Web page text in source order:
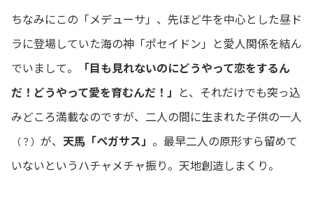
ちなみにこの「メデューサ」、先ほど牛を中心とした昼ド
ラに登場していた海の神「ポセイドン」と愛人関係を結ん
でいまして。
「目も見れないのにどうやって恋をするん
だ！どうやって愛を育むんだ！」 と、それだけでも突っ込
みどころ満載なのですが、二人の間に生まれた子供の一人
（？） が、 天馬「ペガサス」 。最早二人の原形すら留めて
いないというハチャメチャ振り。天地創造しまくり。